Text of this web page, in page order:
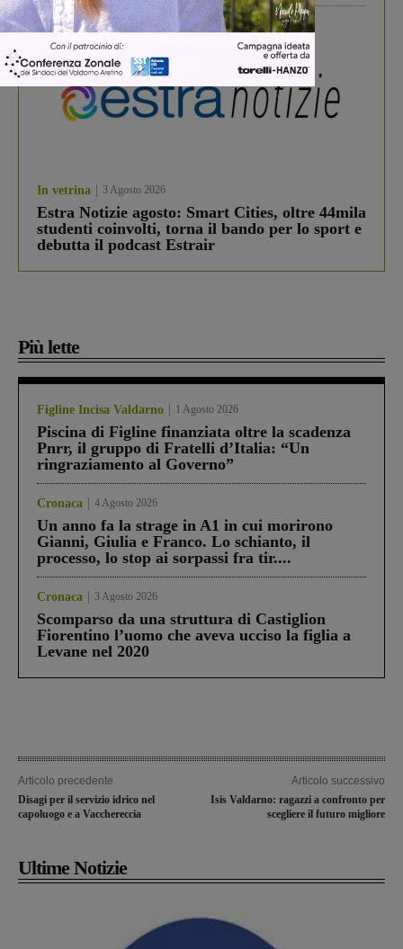
In vetrina 3 Agosto 2026
Estra Notizie agosto: Smart Cities, oltre 44mila
studenti coinvolti, torna il bando per lo sport e
debutta il podcast Estrair
Più lette
Figline Incisa Valdarno 1 Agosto 2026
Piscina di Figline finanziata oltre la scadenza
Pnrr, il gruppo di Fratelli d’Italia: “Un
ringraziamento al Governo”
Cronaca 4 Agosto 2026
Un anno fa la strage in A1 in cui morirono
Gianni, Giulia e Franco. Lo schianto, il
processo, lo stop ai sorpassi fra tir....
Cronaca 3 Agosto 2026
Scomparso da una struttura di Castiglion
Fiorentino l’uomo che aveva ucciso la figlia a
Levane nel 2020
Articolo precedente
Disagi per il servizio idrico nel
capoluogo e a Vacchereccia
Articolo successivo
Isis Valdarno: ragazzi a confronto per
scegliere il futuro migliore
Ultime Notizie